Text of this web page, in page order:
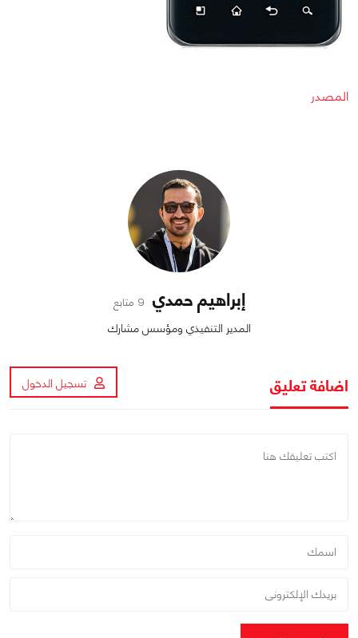
المصدر
إبراهيم حمدي 9 متابع
المدير التنفيذي ومؤسس مشارك
اضافة تعليق تسجيل الدخول